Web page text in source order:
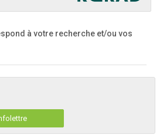
à votre recherche et/ou vos